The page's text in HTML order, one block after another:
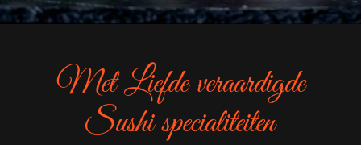
Met Liefde veraardigde
Sushi specialiteiten